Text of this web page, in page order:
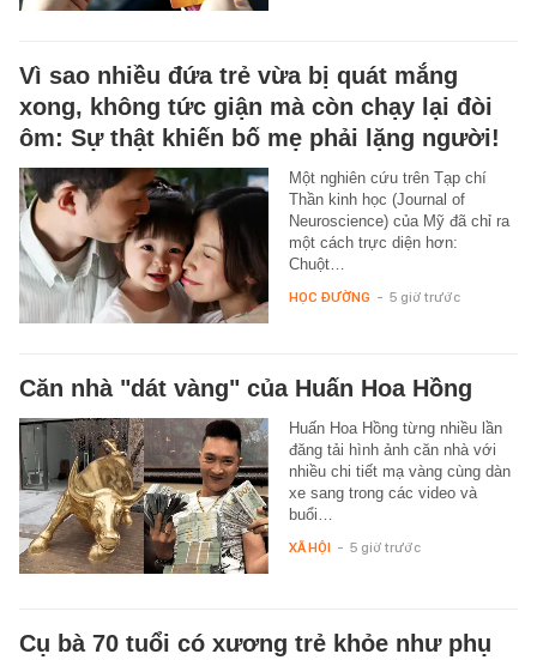
Vì sao nhiều đứa trẻ vừa bị quát mắng
xong, không tức giận mà còn chạy lại đòi
ôm: Sự thật khiến bố mẹ phải lặng người!
Một nghiên cứu trên Tạp chí
Thần kinh học (Journal of
Neuroscience) của Mỹ đã chỉ ra
một cách trực diện hơn:
Chuột…
HỌC ĐƯỜNG - 5 giờ trước
Căn nhà "dát vàng" của Huấn Hoa Hồng
Huấn Hoa Hồng từng nhiều lần
đăng tải hình ảnh căn nhà với
nhiều chi tiết mạ vàng cùng dàn
xe sang trong các video và
buổi…
XÃ HỘI - 5 giờ trước
Cụ bà 70 tuổi có xương trẻ khỏe như phụ